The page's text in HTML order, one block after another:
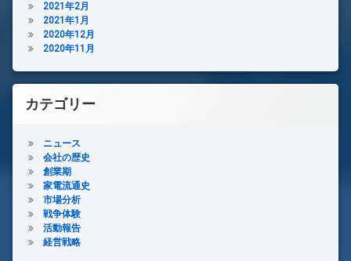
2021年2月
2021年1月
2020年12月
2020年11月
カテゴリー
ニュース
会社の歴史
創業期
家電流通史
市場分析
戦争体験
活動報告
経営戦略